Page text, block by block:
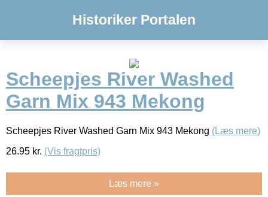
Historiker Portalen
Scheepjes River Washed
Garn Mix 943 Mekong
Scheepjes River Washed Garn Mix 943 Mekong (Læs mere)
26.95 kr. (Vis fragtpris)
Læs mere »